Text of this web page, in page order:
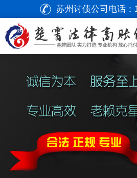
苏州讨债公司电话：